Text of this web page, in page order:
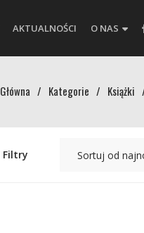
AKTUALNOŚCI O NAS
Główna / Kategorie / Książki
Filtry